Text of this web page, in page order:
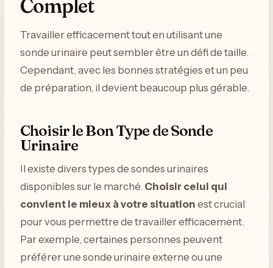
Complet
Travailler efficacement tout en utilisant une
sonde urinaire peut sembler être un défi de taille.
Cependant, avec les bonnes stratégies et un peu
de préparation, il devient beaucoup plus gérable.
Choisir le Bon Type de Sonde
Urinaire
Il existe divers types de sondes urinaires
disponibles sur le marché. Choisir celui qui
convient le mieux à votre situation est crucial
pour vous permettre de travailler efficacement.
Par exemple, certaines personnes peuvent
préférer une sonde urinaire externe ou une